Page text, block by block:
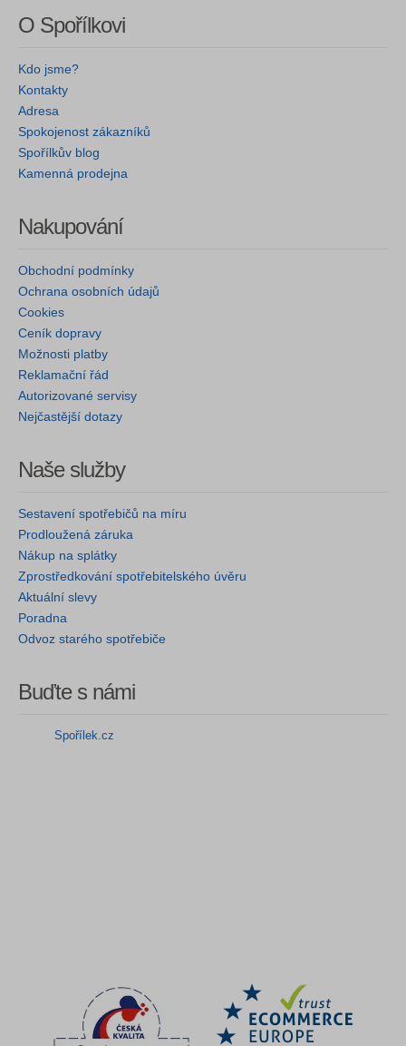
O Spořílkovi
Kdo jsme?
Kontakty
Adresa
Spokojenost zákazníků
Spořílkův blog
Kamenná prodejna
Nakupování
Obchodní podmínky
Ochrana osobních údajů
Cookies
Ceník dopravy
Možnosti platby
Reklamační řád
Autorizované servisy
Nejčastější dotazy
Naše služby
Sestavení spotřebičů na míru
Prodloužená záruka
Nákup na splátky
Zprostředkování spotřebitelského úvěru
Aktuální slevy
Poradna
Odvoz starého spotřebiče
Buďte s námi
Spořílek.cz